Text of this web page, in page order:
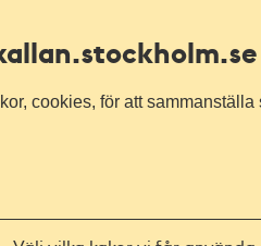
.stockholm.se
cookies, för att